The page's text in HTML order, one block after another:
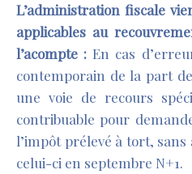
L’administration fiscale
applicables au
l’acompte :En cas
contemporain de la part
une voie de recours
contribuable pour
l’impôt prélevé à tort,
celui-ci en septembre N+1.